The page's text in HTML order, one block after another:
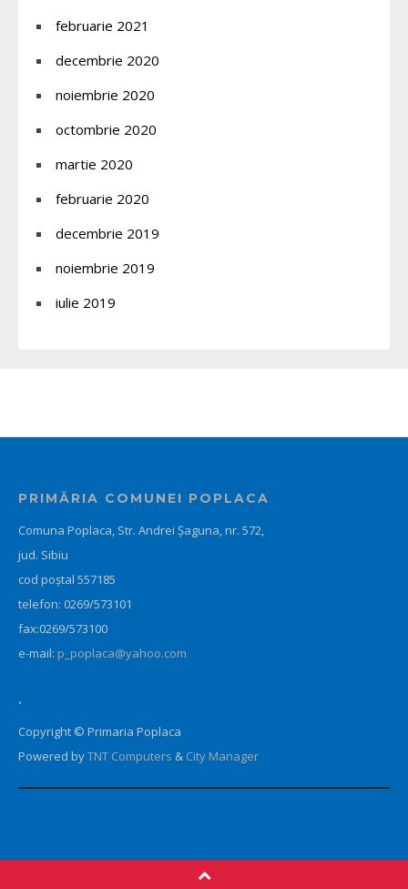
februarie 2021
decembrie 2020
noiembrie 2020
octombrie 2020
martie 2020
februarie 2020
decembrie 2019
noiembrie 2019
iulie 2019
PRIMĂRIA COMUNEI POPLACA
Comuna Poplaca, Str. Andrei Șaguna, nr. 572,
jud. Sibiu
cod poştal 557185
telefon: 0269/573101
fax:0269/573100
e-mail: p_poplaca@yahoo.com
.
Copyright © Primaria Poplaca
Powered byTNT Computers & City Manager